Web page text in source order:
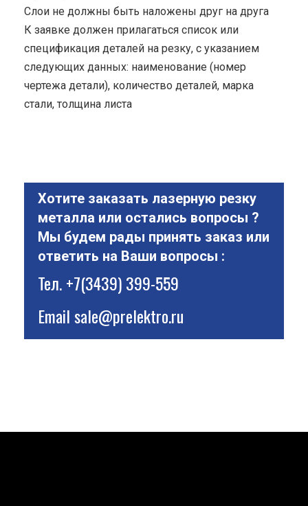
Cлои не должны быть наложены друг на друга
К заявке должен прилагаться список или
спецификация деталей на резку, с указанием
следующих данных: наименование (номер
чертежа детали), количество деталей, марка
стали, толщина листа
Хотите заказать лазерную резку
металла или остались вопросы ?
Мы будем рады принять заказ или
ответить на Ваши вопросы :
Тел.+7(3439) 399-559
Emailsale@prelektro.ru